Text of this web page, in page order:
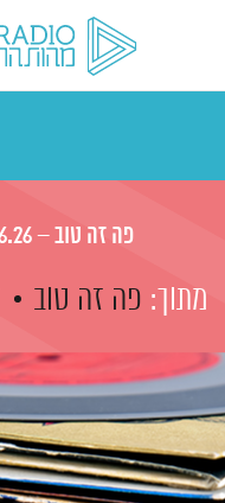
פה זה טוב – 30.6.26
מתוך: פה זה טוב